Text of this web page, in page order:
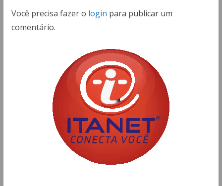
Você precisa fazer o login para publicar um
comentário.